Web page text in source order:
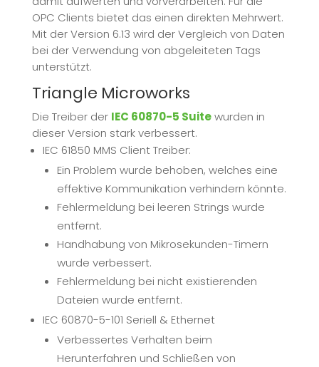
OPC Clients bietet das einen direkten Mehrwert.
Mit der Version 6.13 wird der Vergleich von Daten
bei der Verwendung von abgeleiteten Tags
unterstützt.
Triangle Microworks
Die Treiber der IEC 60870-5 Suitewurden in
dieser Version stark verbessert.
IEC 61850 MMS Client Treiber:
Ein Problem wurde behoben, welches eine
effektive Kommunikation verhindern könnte.
Fehlermeldung bei leeren Strings wurde
entfernt.
Handhabung von Mikrosekunden-Timern
wurde verbessert.
Fehlermeldung bei nicht existierenden
Dateien wurde entfernt.
IEC 60870-5-101 Seriell & Ethernet
Verbessertes Verhalten beim
Herunterfahren und Schließen von